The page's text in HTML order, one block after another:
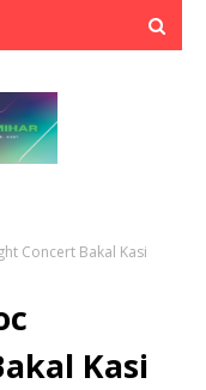
Concert Bakal Kasi
Kasi